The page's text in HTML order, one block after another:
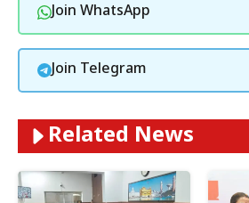
Join WhatsApp
Join Telegram
Related News